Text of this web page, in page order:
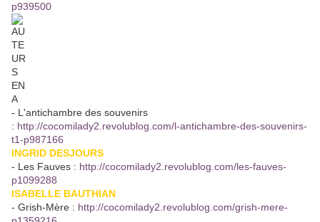
p939500
- L'antichambre des souvenirs
: http://cocomilady2.revolublog.com/l-antichambre-des-souvenirs-
t1-p987166
INGRID DESJOURS
- Les Fauves : http://cocomilady2.revolublog.com/les-fauves-
p1099288
ISABELLE BAUTHIAN
- Grish-Mère : http://cocomilady2.revolublog.com/grish-mere-